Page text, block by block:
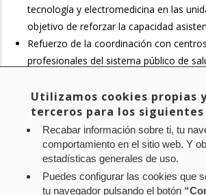
tecnología y electromedicina en las
objetivo de reforzar la capacidad
Refuerzo de la coordinación con
profesionales del sistema público de
Implantación progresiva del plan
continua de los equipos profesionales,
mejorar la capacidad asistencial, la
la seguridad en el transporte sanitario.
Utilizamos cookies propias
terceros para los
Recabar información sobre ti, tu
comportamiento en el sitio web. Y
estadísticas generales de uso.
Puedes configurar las cookies que
tu navegador pulsando el botón